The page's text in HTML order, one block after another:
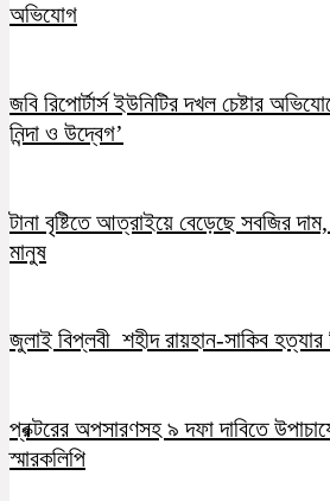
অভিযোগ
জবি রিপোর্টার্স ইউনিটির দখল চেষ্টার
নিন্দা ও উদ্বেগ’
টানা বৃষ্টিতে আত্রাইয়ে বেড়েছে সবজির
মানুষ
জুলাই বিপ্লবী শহীদ রায়হান-সাকিব
প্রক্টরের অপসারণসহ ৯ দফা দাবিতে
স্মারকলিপি